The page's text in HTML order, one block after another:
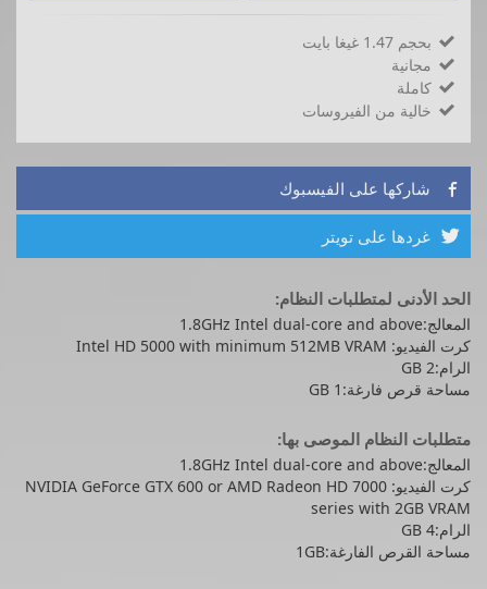
 بحجم 1.47 غيغا بايت
 مجانية
 كاملة
 خالية من الفيروسات
 شاركها على الفيسبوك
 غردها على تويتر
الحد الأدنى لمتطلبات النظام:
المعالج:1.8GHz Intel dual-core and above
كرت الفيديو: Intel HD 5000 with minimum 512MB VRAM
الرام:2 GB
مساحة قرص فارغة:1 GB
متطلبات النظام الموصى بها:
المعالج:1.8GHz Intel dual-core and above
كرت الفيديو: NVIDIA GeForce GTX 600 or AMD Radeon HD 7000
series with 2GB VRAM
الرام:4 GB
مساحة القرص الفارغة:1GB